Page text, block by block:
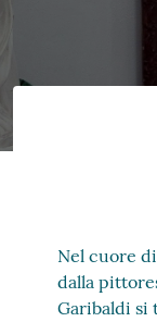
Nel cuore
dalla
Garibaldi si